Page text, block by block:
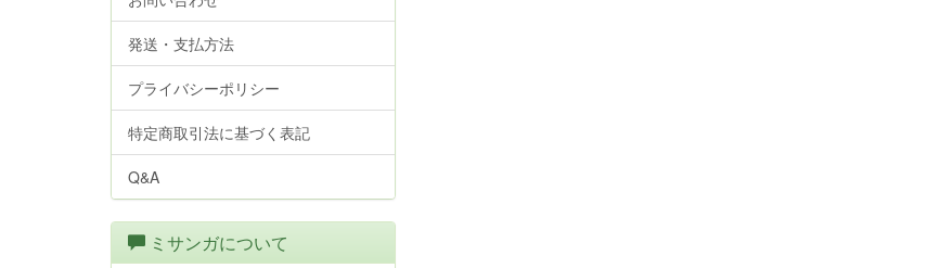
発送・支払方法
プライバシーポリシー
特定商取引法に基づく表記
Q&A
ミサンガについて